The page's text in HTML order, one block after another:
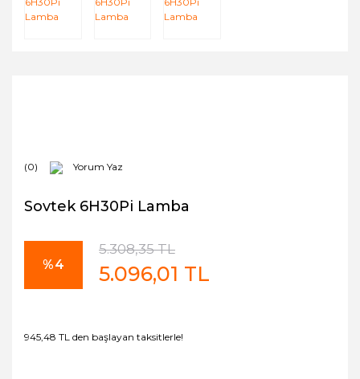
(0) Yorum Yaz
Sovtek 6H30Pi Lamba
%4
5.308,35 TL
5.096,01 TL
945,48 TL den başlayan taksitlerle!